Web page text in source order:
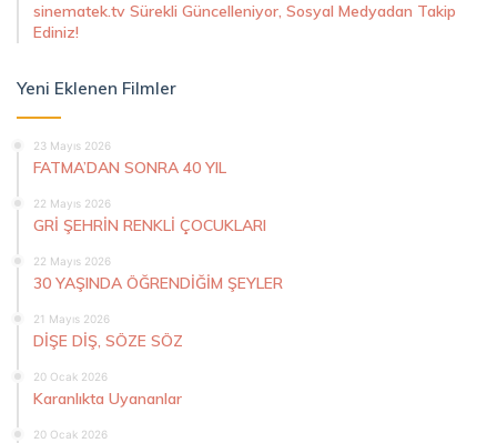
sinematek.tv Sürekli Güncelleniyor, Sosyal Medyadan Takip
Ediniz!
Yeni Eklenen Filmler
23 Mayıs 2026
FATMA’DAN SONRA 40 YIL
22 Mayıs 2026
GRİ ŞEHRİN RENKLİ ÇOCUKLARI
22 Mayıs 2026
30 YAŞINDA ÖĞRENDİĞİM ŞEYLER
21 Mayıs 2026
DİŞE DİŞ, SÖZE SÖZ
20 Ocak 2026
Karanlıkta Uyananlar
20 Ocak 2026